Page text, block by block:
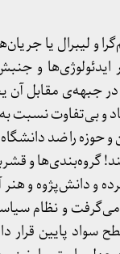
و لیبرال یا
و
جبهه‌ی مقابل آن
و بی‌تفاوت نسبت
را ضد دانشگاه و
گروه‌بندی‌ها و
و دانش‌پژوه و هنر
می‌گرفت و نظام
سواد پایین قرار